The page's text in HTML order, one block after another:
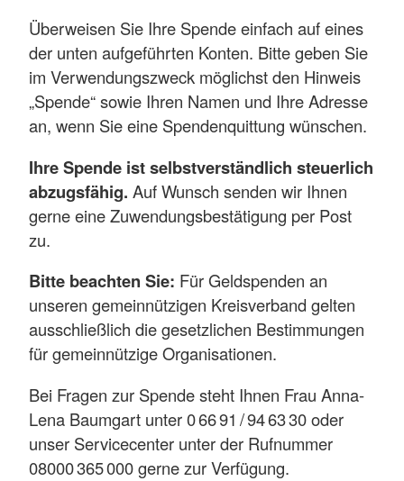
Überweisen Sie Ihre Spende einfach auf eines
der unten aufgeführten Konten. Bitte geben Sie
im Verwendungszweck möglichst den Hinweis
„Spende“ sowie Ihren Namen und Ihre Adresse
an, wenn Sie eine Spendenquittung wünschen.
Ihre Spende ist selbstverständlich steuerlich
abzugsfähig. Auf Wunsch senden wir Ihnen
gerne eine Zuwendungsbestätigung per Post
zu.
Bitte beachten Sie: Für Geldspenden an
unseren gemeinnützigen Kreisverband gelten
ausschließlich die gesetzlichen Bestimmungen
für gemeinnützige Organisationen.
Bei Fragen zur Spende steht Ihnen Frau Anna-
Lena Baumgart unter 0 66 91 / 94 63 30 oder
unser Servicecenter unter der Rufnummer
08000 365 000 gerne zur Verfügung.